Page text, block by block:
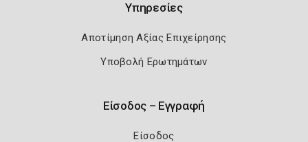
Υπηρεσίες
Αποτίμηση Αξίας Επιχείρησης
Υποβολή Ερωτημάτων
Είσοδος – Εγγραφή
Είσοδος